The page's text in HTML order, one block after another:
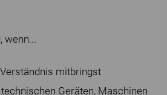
wenn...
mitbringst
Geräten, Maschinen